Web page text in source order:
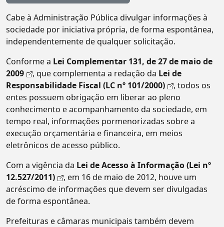
Cabe à Administração Pública divulgar informações à
sociedade por iniciativa própria, de forma espontânea,
independentemente de qualquer solicitação.
Conforme a Lei Complementar 131, de 27 de maio de
2009
, que complementa a redação da Lei de
Responsabilidade Fiscal (LC nº 101/2000)
, todos os
entes possuem obrigação em liberar ao pleno
conhecimento e acompanhamento da sociedade, em
tempo real, informações pormenorizadas sobre a
execução orçamentária e financeira, em meios
eletrônicos de acesso público.
Com a vigência da Lei de Acesso à Informação (Lei nº
12.527/2011)
, em 16 de maio de 2012, houve um
acréscimo de informações que devem ser divulgadas
de forma espontânea.
Prefeituras e câmaras municipais também devem